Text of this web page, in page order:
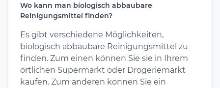
Wo kann man biologisch abbaubare
Reinigungsmittel finden?
Es gibt verschiedene Möglichkeiten,
biologisch abbaubare Reinigungsmittel zu
finden. Zum einen können Sie sie in Ihrem
örtlichen Supermarkt oder Drogeriemarkt
kaufen. Zum anderen können Sie ein